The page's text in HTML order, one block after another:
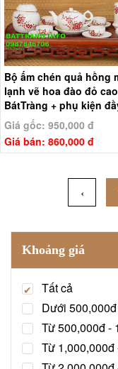
Bộ ấm chén quả hồng
lạnh vẽ hoa đào đỏ
BátTràng + phụ kiện
Giá gốc: 950,000 đ
Giá bán: 860,000 đ
‹
Khoảng giá
Tất cả
Dưới 500,000đ
Từ 500,000đ -
Từ